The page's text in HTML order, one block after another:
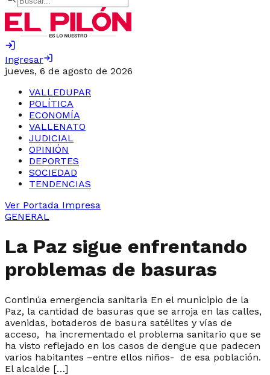
Ingresar
jueves, 6 de agosto de 2026
VALLEDUPAR
POLÍTICA
ECONOMÍA
VALLENATO
JUDICIAL
OPINIÓN
DEPORTES
SOCIEDAD
TENDENCIAS
Ver Portada Impresa
GENERAL
La Paz sigue enfrentando
problemas de basuras
Continúa emergencia sanitaria En el municipio de la
Paz, la cantidad de basuras que se arroja en las calles,
avenidas, botaderos de basura satélites y vías de
acceso, ha incrementado el problema sanitario que se
ha visto reflejado en los casos de dengue que padecen
varios habitantes –entre ellos niños- de esa población.
El alcalde […]